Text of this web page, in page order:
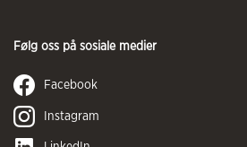
Følg oss på sosiale medier
Facebook
Instagram